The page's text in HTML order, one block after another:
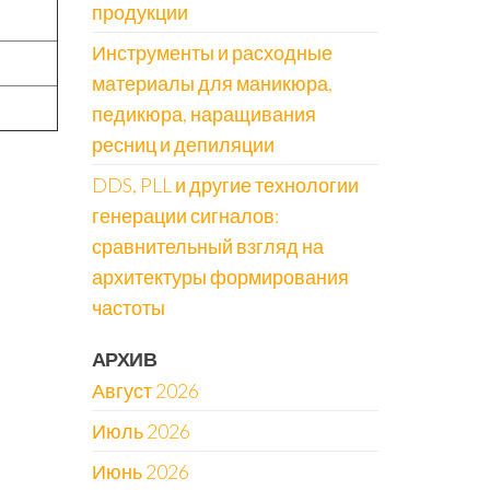
продукции
Инструменты и расходные
материалы для маникюра,
педикюра, наращивания
ресниц и депиляции
DDS, PLL и другие технологии
генерации сигналов:
сравнительный взгляд на
архитектуры формирования
частоты
АРХИВ
Август 2026
Июль 2026
Июнь 2026